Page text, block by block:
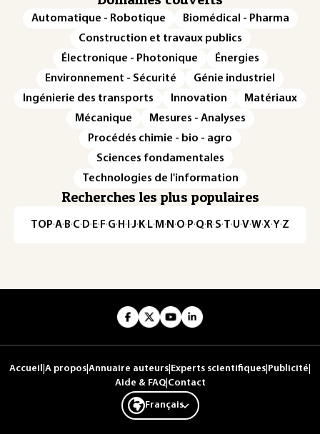
Automatique - Robotique
Biomédical - Pharma
Construction et travaux publics
Électronique - Photonique
Énergies
Environnement - Sécurité
Génie industriel
Ingénierie des transports
Innovation
Matériaux
Mécanique
Mesures - Analyses
Procédés chimie - bio - agro
Sciences fondamentales
Technologies de l'information
Recherches les plus populaires
TOP·A·B·C· D· E· F·G· H · ·J· K· L· M · N ·O· P·Q· R·S·T·U·V·W·X·Y·Z
Accueil A propos Annuaire auteurs Experts scientifiques Publicité
Aide & FAQ| Contact
Français